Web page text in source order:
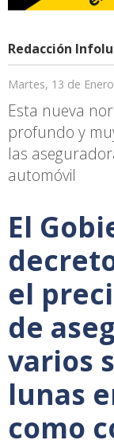
Redacción
Martes, 13 de
Esta nueva
profundo y
las
automóvil
El
el
de
varios
lunas
como